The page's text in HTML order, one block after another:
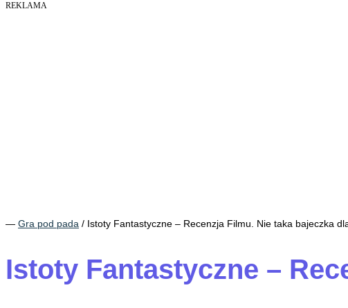
REKLAMA
― Gra pod pada / Istoty Fantastyczne – Recenzja Filmu. Nie taka bajeczka
Istoty Fantastyczne –